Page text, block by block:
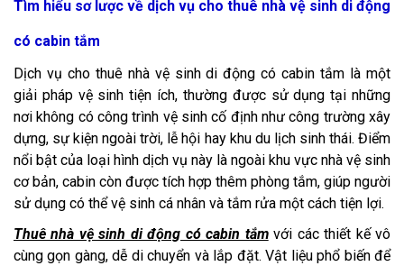
Tìm hiểu sơ lược về dịch vụ cho thuê nhà vệ sinh di động
có cabin tắm
Dịch vụ cho thuê nhà vệ sinh di động có cabin tắm là một
giải pháp vệ sinh tiện ích, thường được sử dụng tại những
nơi không có công trình vệ sinh cố định như công trường xây
dựng, sự kiện ngoài trời, lễ hội hay khu du lịch sinh thái. Điểm
nổi bật của loại hình dịch vụ này là ngoài khu vực nhà vệ sinh
cơ bản, cabin còn được tích hợp thêm phòng tắm, giúp người
sử dụng có thể vệ sinh cá nhân và tắm rửa một cách tiện lợi.
Thuê nhà vệ sinh di động có cabin tắmvới các thiết kế vô
cùng gọn gàng, dễ di chuyển và lắp đặt. Vật liệu phổ biến để